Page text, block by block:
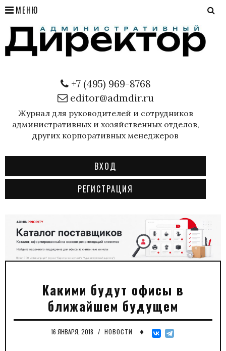
МЕНЮ
+7 (495) 969-8768
editor@admdir.ru
Журнал для руководителей и сотрудников
административных и хозяйственных отделов,
других корпоративных менеджеров
ВХОД
РЕГИСТРАЦИЯ
Какими будут офисы в
ближайшем будущем
16 ЯНВАРЯ, 2018 / НОВОСТИ ♦